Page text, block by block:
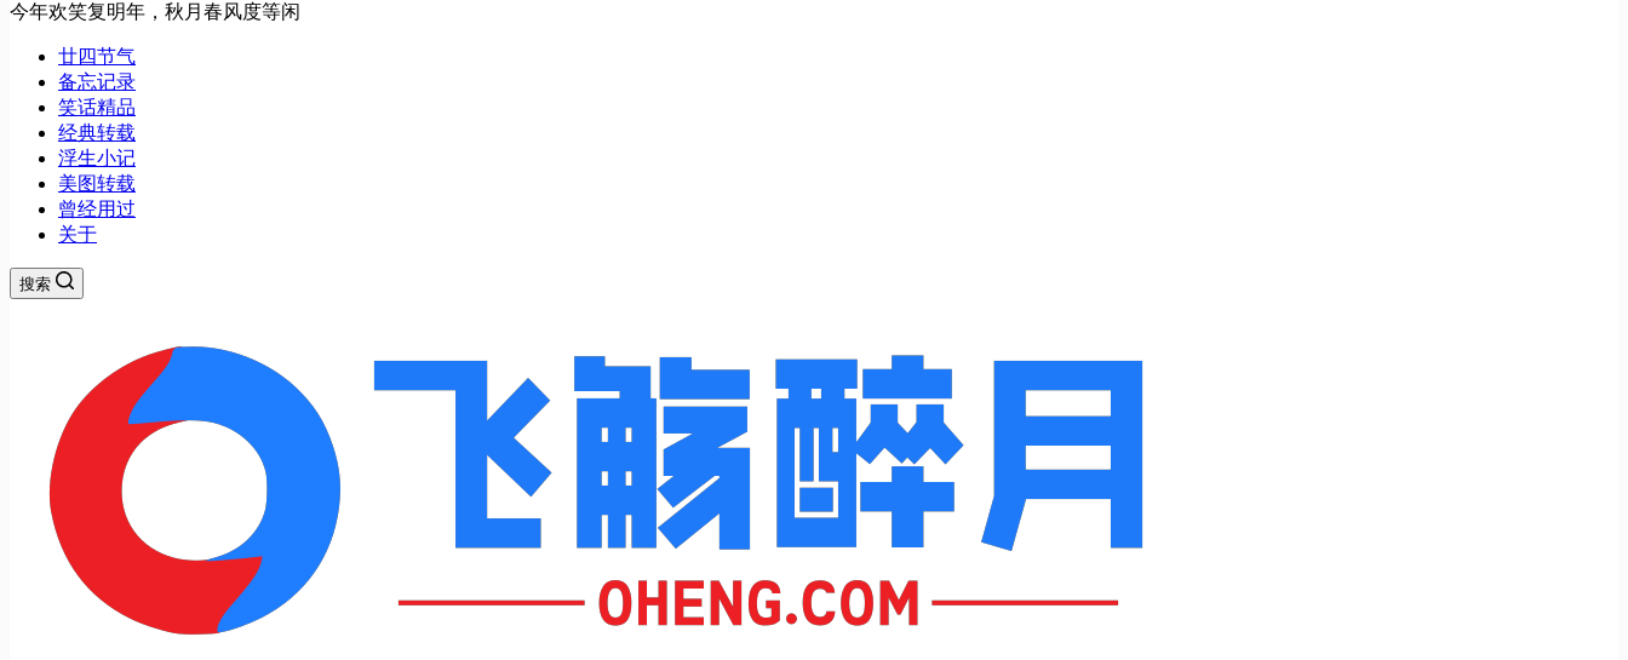
今年欢笑复明年，秋月春风度等闲
廿四节气
备忘记录
笑话精品
经典转载
浮生小记
美图转载
曾经用过
关于
搜索